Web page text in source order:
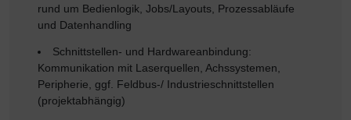
rund um Bedienlogik, Jobs/Layouts, Prozessabläufe
und Datenhandling
Schnittstellen- und Hardwareanbindung:
Kommunikation mit Laserquellen, Achssystemen,
Peripherie, ggf. Feldbus-/ Industrieschnittstellen
(projektabhängig)